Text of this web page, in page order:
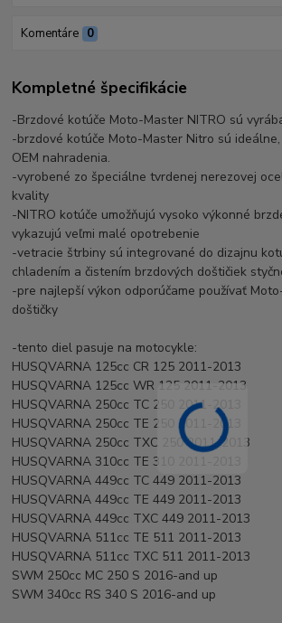
Komentáre 0
Kompletné špecifikácie
-Brzdové kotúče Moto-Master NITRO sú
-brzdové kotúče Moto-Master Nitro sú
OEM nahradenia.
-vyrobené zo špeciálne tvrdenej nerezovej
kvality
-NITRO kotúče umožňujú vysoko výkonné
vykazujú veľmi malé opotrebenie
-vetracie štrbiny sú integrované do dizajnu
chladením a čistením brzdových doštičiek
-pre najlepší výkon odporúčame používať
doštičky
-tento diel pasuje na motocykle:
HUSQVARNA 125cc CR 125 2011-2013
HUSQVARNA 125cc WR 125 2011-2013
HUSQVARNA 250cc TC 250 2011-2013
HUSQVARNA 250cc TE 250 2011-2013
HUSQVARNA 250cc TXC 250 2011-2013
HUSQVARNA 310cc TE 310 2011-2013
HUSQVARNA 449cc TC 449 2011-2013
HUSQVARNA 449cc TE 449 2011-2013
HUSQVARNA 449cc TXC 449 2011-2013
HUSQVARNA 511cc TE 511 2011-2013
HUSQVARNA 511cc TXC 511 2011-2013
SWM 250cc MC 250 S 2016-and up
SWM 340cc RS 340 S 2016-and up